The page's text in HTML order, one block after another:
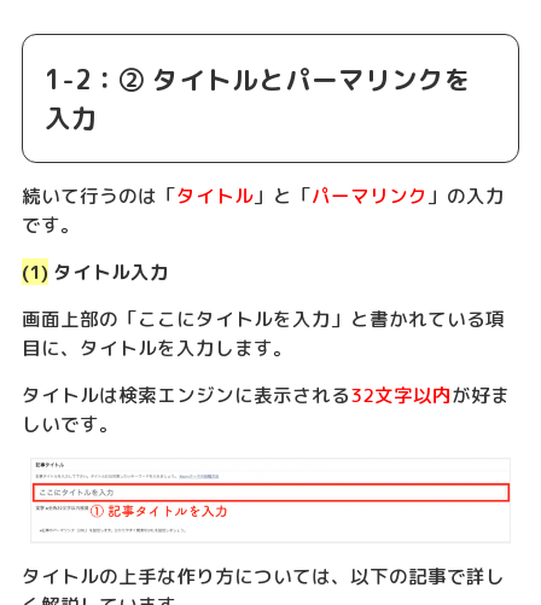
1-2：② タイトルとパーマリンクを
入力
続いて行うのは「タイトル」と「パーマリンク 」の入力
です。
(1) タイトル入力
画面上部の「ここにタイトルを入力」と書かれている項
目に、タイトルを入力します。
タイトルは検索エンジンに表示される32文字以内が好ま
しいです。
タイトルの上手な作り方については、以下の記事で詳し